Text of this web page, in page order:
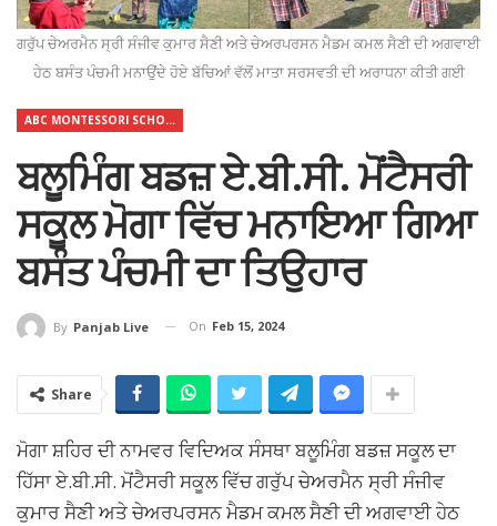
ਗਰੁੱਪ ਚੇਅਰਮੈਨ ਸ੍ਰੀ ਸੰਜੀਵ ਕੁਮਾਰ ਸੈਣੀ ਅਤੇ ਚੇਅਰਪਰਸਨ ਮੈਡਮ ਕਮਲ ਸੈਣੀ ਦੀ ਅਗਵਾਈ
ਹੇਠ ਬਸੰਤ ਪੰਚਮੀ ਮਨਾਉਂਦੇ ਹੋਏ ਬੱਚਿਆਂ ਵੱਲੋਂ ਮਾਤਾ ਸਰਸਵਤੀ ਦੀ ਅਰਾਧਨਾ ਕੀਤੀ ਗਈ
ABC MONTESSORI SCHOOL
ਬਲੂਮਿੰਗ ਬਡਜ਼ ਏ.ਬੀ.ਸੀ. ਮੋਂਟੈਸਰੀ
ਸਕੂਲ ਮੋਗਾ ਵਿੱਚ ਮਨਾਇਆ ਗਿਆ
ਬਸੰਤ ਪੰਚਮੀ ਦਾ ਤਿਉਹਾਰ
By Panjab Live On Feb 15, 2024
Share
ਮੋਗਾ ਸ਼ਹਿਰ ਦੀ ਨਾਮਵਰ ਵਿਦਿਅਕ ਸੰਸਥਾ ਬਲੂਮਿੰਗ ਬਡਜ਼ ਸਕੂਲ ਦਾ
ਹਿੱਸਾ ਏ.ਬੀ.ਸੀ. ਮੋਂਟੈਸਰੀ ਸਕੂਲ ਵਿੱਚ ਗਰੁੱਪ ਚੇਅਰਮੈਨ ਸ੍ਰੀ ਸੰਜੀਵ
ਕੁਮਾਰ ਸੈਣੀ ਅਤੇ ਚੇਅਰਪਰਸਨ ਮੈਡਮ ਕਮਲ ਸੈਣੀ ਦੀ ਅਗਵਾਈ ਹੇਠ